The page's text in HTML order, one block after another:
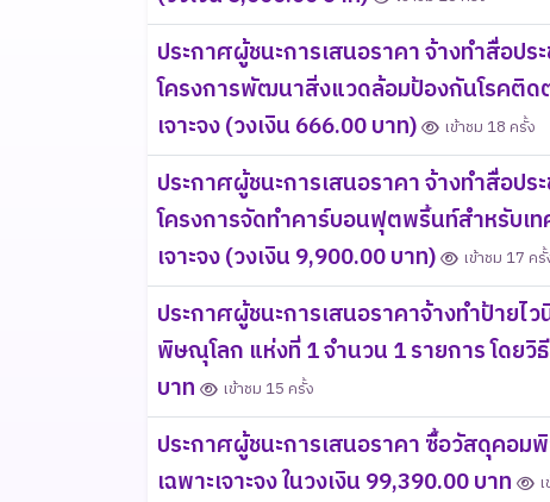
ประกาศผู้ชนะการเสนอราคา จ้างทำสื่อป
โครงการพัฒนาสิ่งแวดล้อมป้องกันโรคติด
เจาะจง (วงเงิน 666.00 บาท)
เข้าชม 18 ครั้ง
ประกาศผู้ชนะการเสนอราคา จ้างทำสื่อปร
โครงการจัดทำคาร์บอนฟุตพริ้นท์สำหรับเ
เจาะจง (วงเงิน 9,900.00 บาท)
เข้าชม 17 ครั้
ประกาศผู้ชนะการเสนอราคาจ้างทำป้าย
พิษณุโลก แห่งที่ 1 จำนวน 1 รายการ โดยวิธี
บาท
เข้าชม 15 ครั้ง
ประกาศผู้ชนะการเสนอราคา ซื้อวัสดุคอม
เฉพาะเจาะจง ในวงเงิน 99,390.00 บาท